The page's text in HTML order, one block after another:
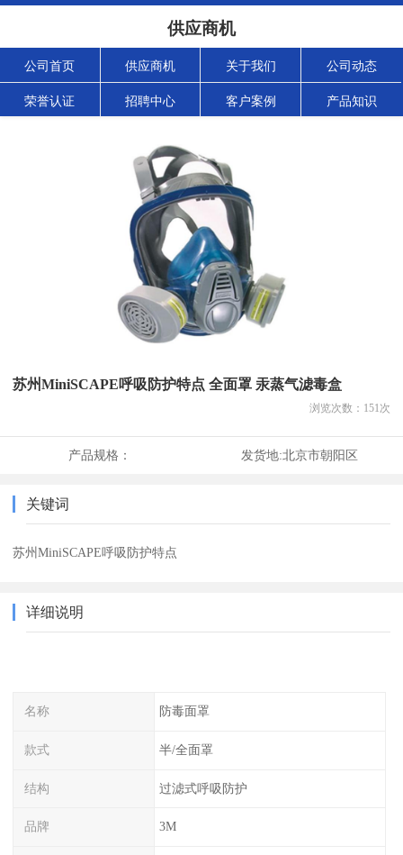
供应商机
公司首页 供应商机 关于我们 公司动态
荣誉认证 招聘中心 客户案例 产品知识
苏州MiniSCAPE呼吸防护特点 全面罩 汞蒸气滤毒盒
浏览次数： 151次
产品规格： 发货地:北京市朝阳区
关键词
苏州MiniSCAPE呼吸防护特点
详细说明
名称 防毒面罩
款式 半/全面罩
结构 过滤式呼吸防护
品牌 3M